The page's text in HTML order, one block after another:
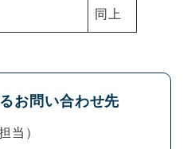
同上
お問い合わせ先
当